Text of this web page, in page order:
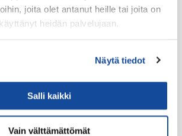
joita olet antanut heille tai joita on
heidän palvelujaan.
Näytä tiedot
Salli kaikki
Vain välttämättömät